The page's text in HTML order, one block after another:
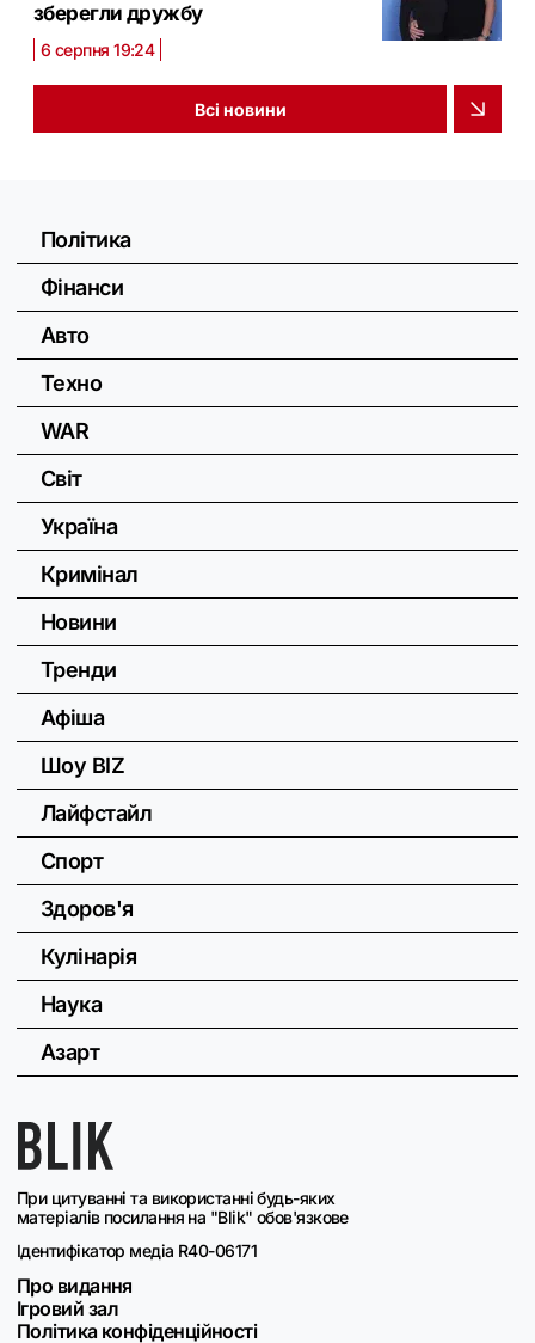
зберегли дружбу
6 серпня 19:24
Всі новини
При цитуванні та використанні будь-яких
матеріалів посилання на "Blik" обов'язкове
Ідентифікатор медіа R40-06171
Про видання
Ігровий зал
Політика конфіденційності
Політика
Фінанси
Авто
Техно
WAR
Світ
Україна
Кримінал
Новини
Тренди
Афіша
Шоу BIZ
Лайфстайл
Спорт
Здоров'я
Кулінарія
Наука
Азарт